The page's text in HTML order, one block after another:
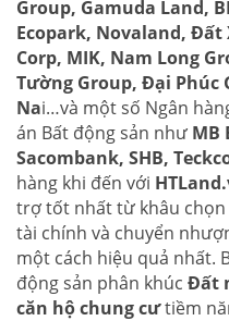
Group, Gamuda Land,
Ecopark, Novaland,
Corp, MIK, Nam Long
Tường Group, Đại Phúc
Nai…và một số Ngân
án Bất động sản như MB
Sacombank, SHB,
hàng khi đến với
trợ tốt nhất từ khâu chọn
tài chính và chuyển
một cách hiệu quả nhất.
động sản phân khúc Đất
căn hộ chung cưtiềm